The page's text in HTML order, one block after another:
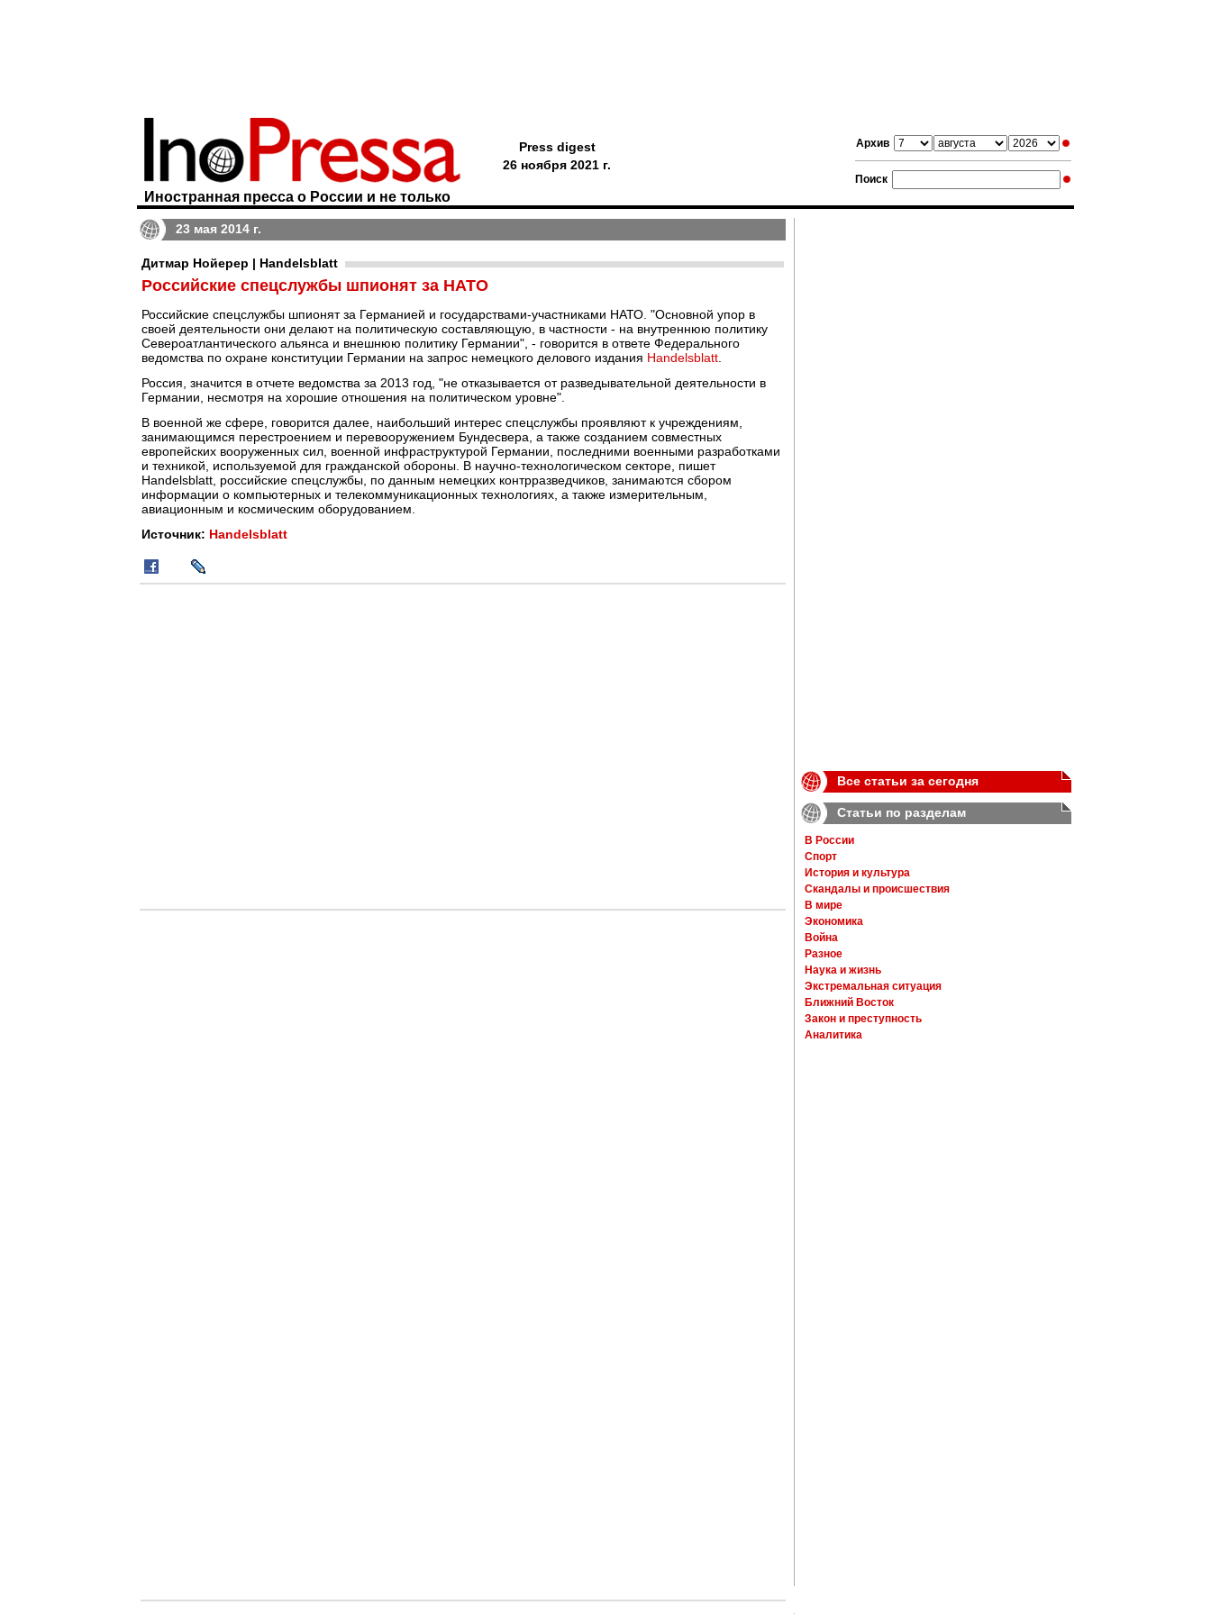
Архив
Поиск
Иностранная пресса о России и не только
Press digest
26 ноября 2021 г.
23 мая 2014 г.
Дитмар Нойерер | Handelsblatt
Российские спецслужбы шпионят за НАТО
Российские спецслужбы шпионят за Германией и государствами-участниками НАТО. "Основной упор в
своей деятельности они делают на политическую составляющую, в частности - на внутреннюю политику
Североатлантического альянса и внешнюю политику Германии", - говорится в ответе Федерального
ведомства по охране конституции Германии на запрос немецкого делового издания Handelsblatt
Россия, значится в отчете ведомства за 2013 год, "не отказывается от разведывательной деятельности в
Германии, несмотря на хорошие отношения на политическом уровне".
В военной же сфере, говорится далее, наибольший интерес спецслужбы проявляют к учреждениям,
занимающимся перестроением и перевооружением Бундесвера, а также созданием совместных
европейских вооруженных сил, военной инфраструктурой Германии, последними военными разработками
и техникой, используемой для гражданской обороны. В научно-технологическом секторе, пишет
Handelsblatt, российские спецслужбы, по данным немецких контрразведчиков, занимаются сбором
информации о компьютерных и телекоммуникационных технологиях, а также измерительным,
авиационным и космическим оборудованием.
Источник: Handelsblatt
Все статьи за сегодня
Статьи по разделам
В России
Спорт
История и культура
Скандалы и происшествия
В мире
Экономика
Война
Разное
Наука и жизнь
Экстремальная ситуация
Ближний Восток
Закон и преступность
Аналитика